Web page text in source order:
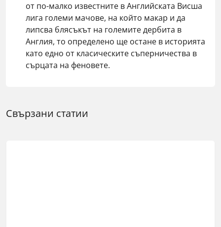
от по-малко известните в Английската Висша
лига големи мачове, на който макар и да
липсва блясъкът на големите дербита в
Англия, то определено ще остане в историята
като едно от класическите съперничества в
сърцата на феновете.
Свързани статии